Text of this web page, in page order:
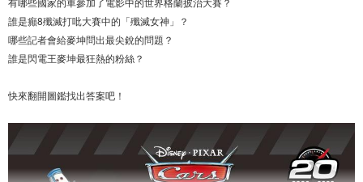
誰是癲8殲滅打吡大賽中的「殲滅女神」？
哪些記者會給麥坤問出最尖銳的問題？
誰是閃電王麥坤最狂熱的粉絲？
快來翻開圖鑑找出答案吧！